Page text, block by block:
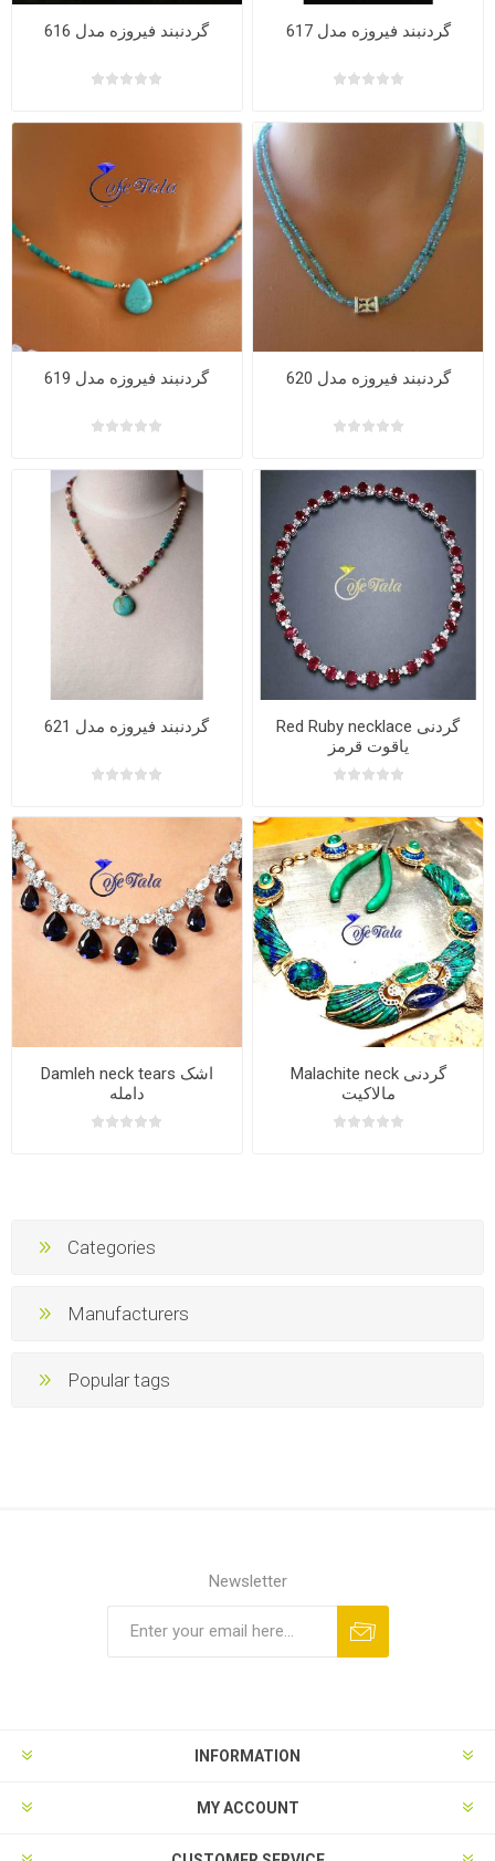
گردنبند فیروزه مدل 616 گردنبند فیروزه مدل 617
گردنبند فیروزه مدل 619 گردنبند فیروزه مدل 620
گردنبند فیروزه مدل 621
Red Ruby necklace گردنی
یاقوت قرمز
Damleh neck tears اشک
دامله
Malachite neck گردنی
مالاکیت
Categories
Manufacturers
Popular tags
Newsletter
INFORMATION
MY ACCOUNT